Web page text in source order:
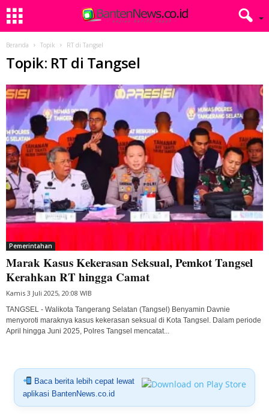
Beranda Topik RT di Tangsel
Topik: RT di Tangsel
Pemerintahan
Marak Kasus Kekerasan Seksual, Pemkot Tangsel
Kerahkan RT hingga Camat
Kamis 3 Juli 2025, 20:08 WIB
TANGSEL - Walikota Tangerang Selatan (Tangsel) Benyamin Davnie
menyoroti maraknya kasus kekerasan seksual di Kota Tangsel. Dalam periode
April hingga Juni 2025, Polres Tangsel mencatat...
Baca berita lebih cepat lewat
aplikasi BantenNews.co.id